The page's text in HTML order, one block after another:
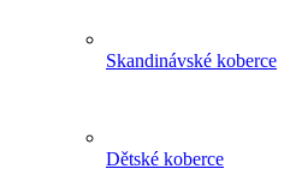
Skandinávské koberce
Dětské koberce